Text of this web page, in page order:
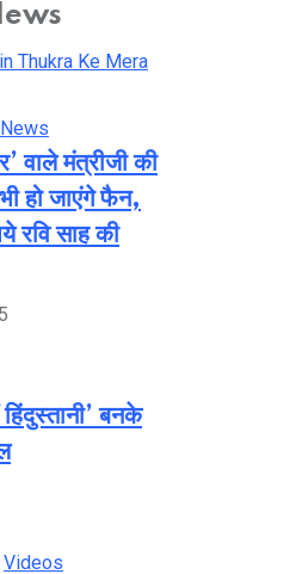
वाले मंत्रीजी की
हो जाएंगे फैन,
रवि साह की
बनके
Videos